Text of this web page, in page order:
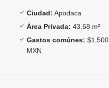
Ciudad: Apodaca
Área Privada: 43.68 m²
Gastos comúnes: $1,500
MXN